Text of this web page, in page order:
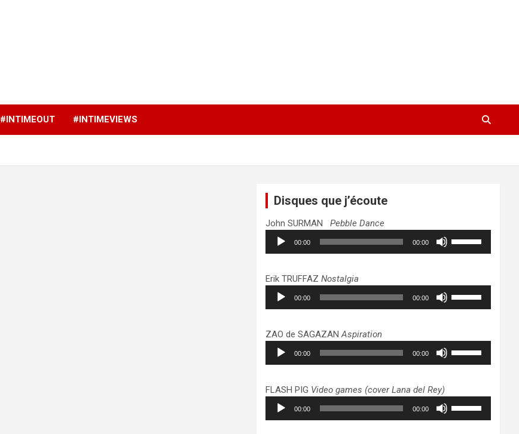
#INTIMEOUT #INTIMEVIEWS
Disques que j’écoute
John SURMANPebble Dance
Lecteur
audio
00:00 00:00
pour
augmenter
ou
volume.
Erik TRUFFAZNostalgia
Lecteur
audio
00:00 00:00
pour
augmenter
ou
volume.
ZAO de SAGAZANAspiration
Lecteur
audio
00:00 00:00
pour
augmenter
ou
FLASH PIG Video games (cover Lana del Rey)
Lecteur
audio
00:00 00:00